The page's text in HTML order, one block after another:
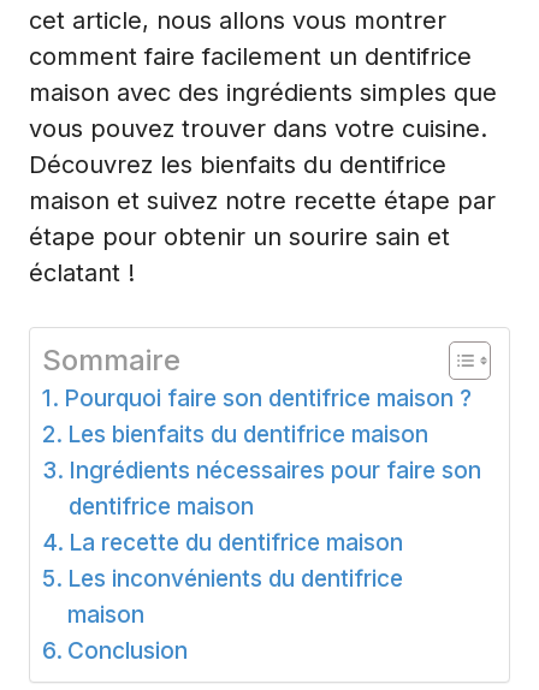
cet article, nous allons vous montrer
comment faire facilement un dentifrice
maison avec des ingrédients simples que
vous pouvez trouver dans votre cuisine.
Découvrez les bienfaits du dentifrice
maison et suivez notre recette étape par
étape pour obtenir un sourire sain et
éclatant !
Sommaire
Pourquoi faire son dentifrice maison ?
Les bienfaits du dentifrice maison
Ingrédients nécessaires pour faire son
dentifrice maison
La recette du dentifrice maison
Les inconvénients du dentifrice
maison
Conclusion